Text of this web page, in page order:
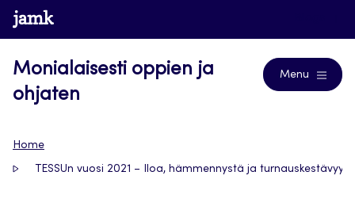
Siirry
suoraan
www.jamk.fi
Monialaisesti oppien ja
ohjaten
Menu
Home
TESSUn vuosi 2021 – Iloa, hämmennystä ja